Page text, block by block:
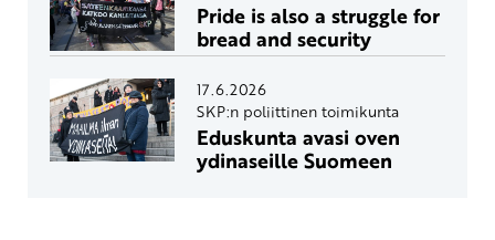
Pride is also a struggle for
bread and security
17.6.2026
SKP:n poliittinen toimikunta
Eduskunta avasi oven
ydinaseille Suomeen